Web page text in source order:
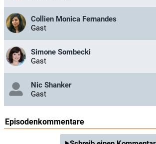
Collien Monica Fernandes
Gast
Simone Sombecki
Gast
Nic Shanker
Gast
Episodenkommentare